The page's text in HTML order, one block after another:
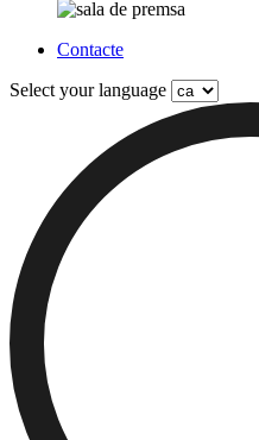
Contacte
Select your language